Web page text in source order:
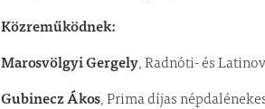
Közreműködnek:
Marosvölgyi Gergely, Radnóti- és
Gubinecz Ákos, Prima díjas